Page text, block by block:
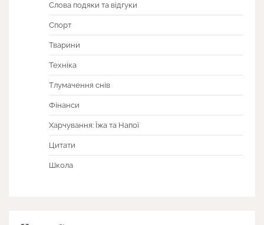
Слова подяки та відгуки
Спорт
Тварини
Техніка
Тлумачення снів
Фінанси
Харчування: Їжа та Напої
Цитати
Школа